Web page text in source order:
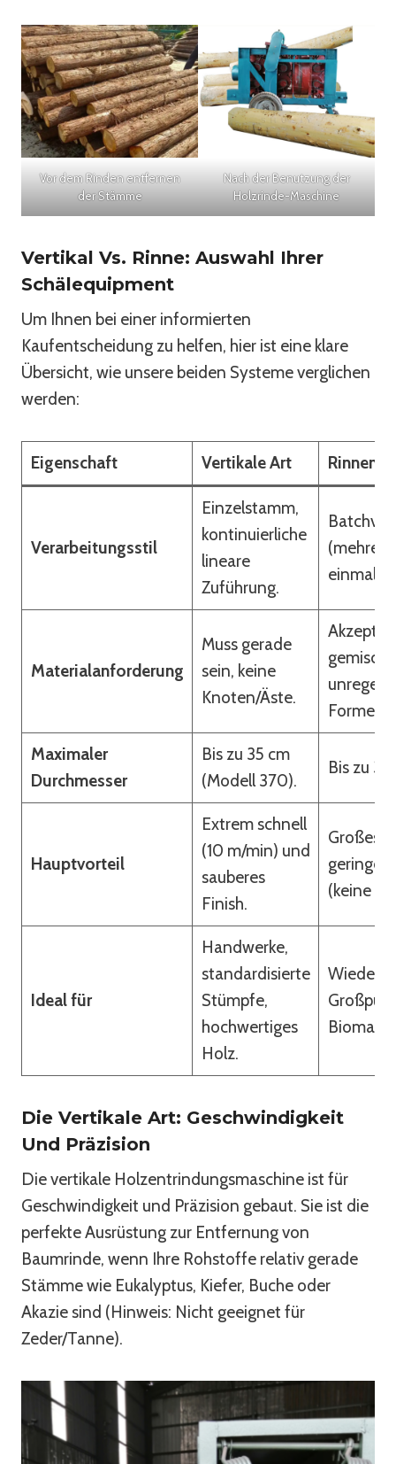
Vor dem Rinden entfernen
der Stämme
Nach der Benutzung der
Holzrinde-Maschine
Vertikal Vs. Rinne: Auswahl Ihrer
Schälequipment
Um Ihnen bei einer informierten
Kaufentscheidung zu helfen, hier ist eine klare
Übersicht, wie unsere beiden Systeme verglichen
werden:
Eigenschaft Vertikale Art
Verarbeitungsstil
Einzelstamm,
kontinuierliche
lineare
Zuführung.
einmal).
Materialanforderung
Muss gerade
sein, keine
Knoten/Äste.
Formen.
Maximaler
Durchmesser
Bis zu 35 cm
(Modell 370).
Bis zu
Hauptvorteil
Extrem schnell
(10 m/min) und
sauberes
Finish.
Großes
geringe
(keine
Ideal für
Handwerke,
standardisierte
Stümpfe,
hochwertiges
Holz.
Die Vertikale Art: Geschwindigkeit
Und Präzision
Die vertikale Holzentrindungsmaschine ist für
Geschwindigkeit und Präzision gebaut. Sie ist die
perfekte Ausrüstung zur Entfernung von
Baumrinde, wenn Ihre Rohstoffe relativ gerade
Stämme wie Eukalyptus, Kiefer, Buche oder
Akazie sind (Hinweis: Nicht geeignet für
Zeder/Tanne).